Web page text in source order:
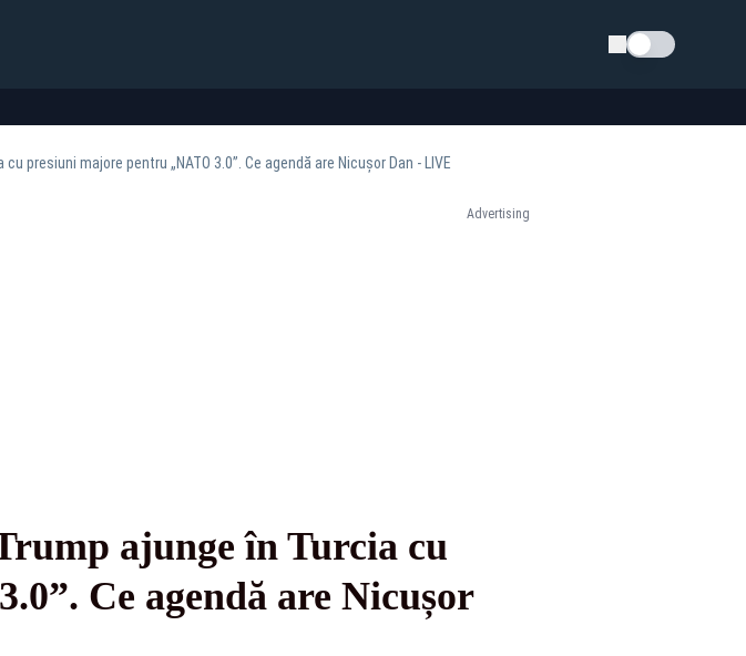
Schimba tema
presiuni majore pentru „NATO 3.0”. Ce agendă are Nicușor Dan - LIVE
Advertising
ajunge în Turcia cu
Ce agendă are Nicușor